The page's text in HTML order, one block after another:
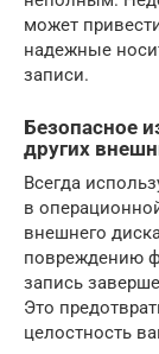
может
надежные
записи.
Безопасное
других
Всегда
в
внешнего
повреждению
запись
Это
целостность